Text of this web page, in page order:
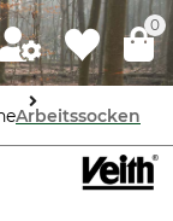
0
Arbeitssocken